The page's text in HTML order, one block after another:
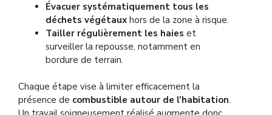
Évacuer systématiquement tous les
déchets végétaux hors de la zone à risque.
Tailler régulièrement les haies et
surveiller la repousse, notamment en
bordure de terrain.
Chaque étape vise à limiter efficacement la
présence de combustible autour de l’habitation.